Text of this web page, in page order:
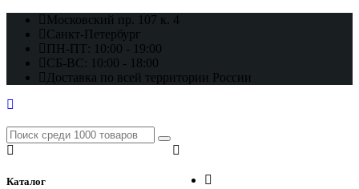
Московский пр. 107 к. 4
Санкт-Петербург
ПН-ПТ: 10:00 - 19:00
СБ-ВС: 10:00 - 18:00
Доставка по всей территории России
Каталог